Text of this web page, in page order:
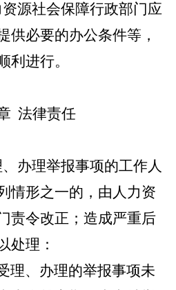
资源社会保障行政部门应
供必要的办公条件等，
利进行。
法律责任
办理举报事项的工作人
情形之一的，由人力资
责令改正；造成严重后
处理：
理、办理的举报事项未